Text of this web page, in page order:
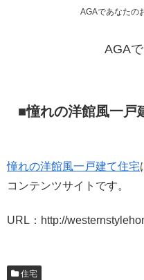
AGAであなたの
AGA
■憧れの洋館風一戸
憧れの洋館風一戸建て住宅
コンテンツサイトです。
URL：http://
住宅